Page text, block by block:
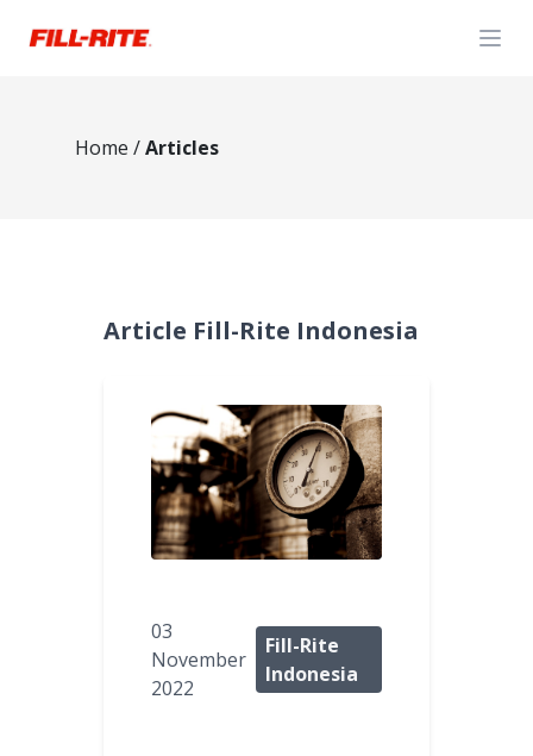
Home /Articles
Article Fill-Rite Indonesia
03
November
2022
Fill-Rite
Indonesia